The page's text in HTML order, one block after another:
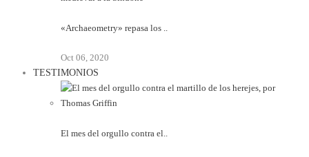
«Archaeometry» repasa los ..
Oct 06, 2020
TESTIMONIOS
El mes del orgullo contra el..